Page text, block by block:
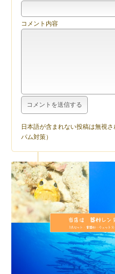
コメント内容
日本語が含まれない投稿は無視
パム対策）